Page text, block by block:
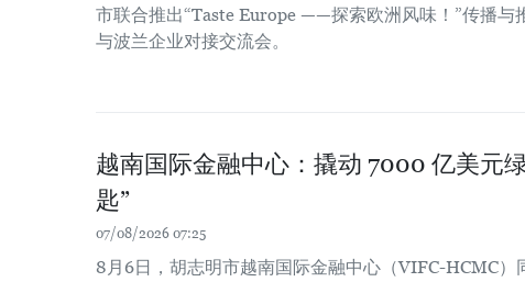
市联合推出“Taste Europe ——探索欧洲风味！”传播与
与波兰企业对接交流会。
越南国际金融中心：撬动 7000 亿美元
匙”
07/08/2026 07:25
8月6日，胡志明市越南国际金融中心（VIFC-HCMC）